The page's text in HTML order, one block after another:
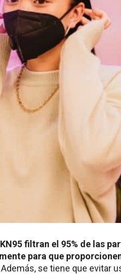
filtran el 95% de las
para que
Además, se tiene que evitar